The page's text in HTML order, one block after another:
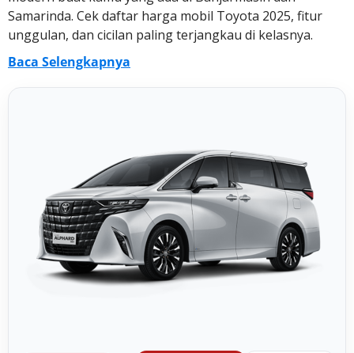
Samarinda. Cek daftar harga mobil Toyota 2025, fitur
unggulan, dan cicilan paling terjangkau di kelasnya.
Baca Selengkapnya